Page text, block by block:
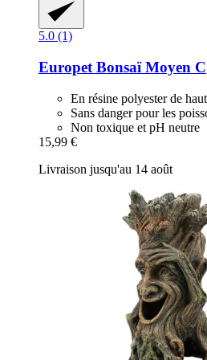
5.0 (1)
Europet Bonsaï Moyen C
En résine polyester de
Sans danger pour les
Non toxique et pH neutre
15,99 €
Livraison jusqu'au 14 août